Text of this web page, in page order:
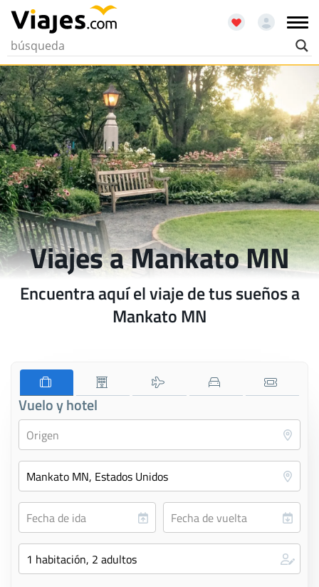
Viajes a Mankato MN
Encuentra aquí el viaje de tus sueños a
Mankato MN
Vuelo y hotel